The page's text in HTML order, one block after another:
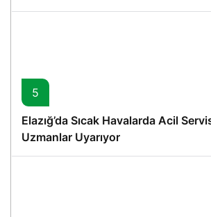
5
Elazığ’da Sıcak Havalarda Acil
Uzmanlar Uyarıyor